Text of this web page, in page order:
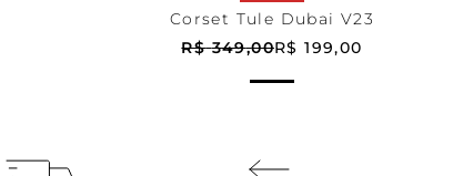
Corset Tule Dubai V23
R$ 349,00R$ 199,00